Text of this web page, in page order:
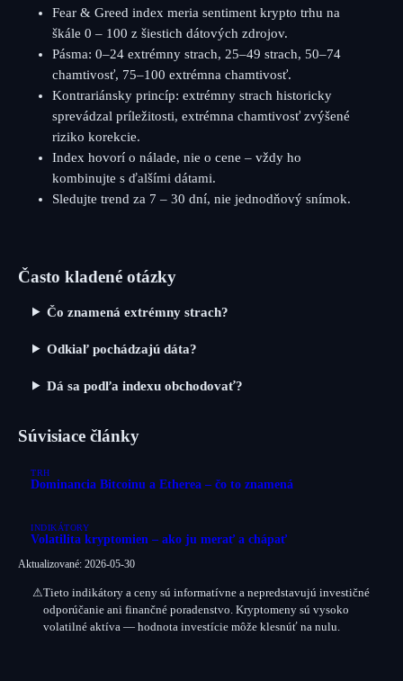
Fear & Greed index meria sentiment krypto trhu na
škále 0 – 100 z šiestich dátových zdrojov.
Pásma: 0–24 extrémny strach, 25–49 strach, 50–74
chamtivosť, 75–100 extrémna chamtivosť.
Kontrariánsky princíp: extrémny strach historicky
sprevádzal príležitosti, extrémna chamtivosť zvýšené
riziko korekcie.
Index hovorí o nálade, nie o cene – vždy ho
kombinujte s ďalšími dátami.
Sledujte trend za 7 – 30 dní, nie jednodňový snímok.
Často kladené otázky
Čo znamená extrémny strach?
Odkiaľ pochádzajú dáta?
Dá sa podľa indexu obchodovať?
Súvisiace články
TRH
Dominancia Bitcoinu a Etherea – čo to znamená
INDIKÁTORY
Volatilita kryptomien – ako ju merať a chápať
Aktualizované: 2026-05-30
⚠Tieto indikátory a ceny sú informatívne a nepredstavujú investičné
odporúčanie ani finančné poradenstvo. Kryptomeny sú vysoko
volatilné aktíva — hodnota investície môže klesnúť na nulu.